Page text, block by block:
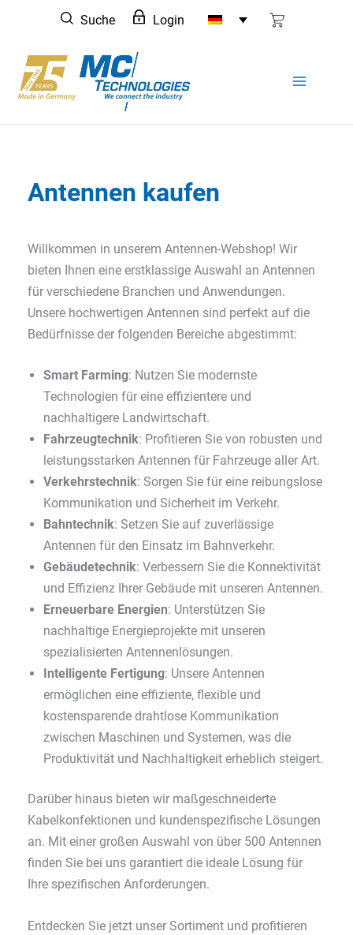
springen
Suche Login
Antennen kaufen
Willkommen in unserem Antennen-Webshop! Wir
bieten Ihnen eine erstklassige Auswahl an Antennen
für verschiedene Branchen und Anwendungen.
Unsere hochwertigen Antennen sind perfekt auf die
Bedürfnisse der folgenden Bereiche abgestimmt:
Smart Farming: Nutzen Sie modernste
Technologien für eine effizientere und
nachhaltigere Landwirtschaft.
Fahrzeugtechnik: Profitieren Sie von robusten und
leistungsstarken Antennen für Fahrzeuge aller Art.
Verkehrstechnik: Sorgen Sie für eine reibungslose
Kommunikation und Sicherheit im Verkehr.
Bahntechnik: Setzen Sie auf zuverlässige
Antennen für den Einsatz im Bahnverkehr.
Gebäudetechnik: Verbessern Sie die Konnektivität
und Effizienz Ihrer Gebäude mit unseren Antennen.
Erneuerbare Energien: Unterstützen Sie
nachhaltige Energieprojekte mit unseren
spezialisierten Antennenlösungen.
Intelligente Fertigung: Unsere Antennen
ermöglichen eine effiziente, flexible und
kostensparende drahtlose Kommunikation
zwischen Maschinen und Systemen, was die
Produktivität und Nachhaltigkeit erheblich steigert.
Darüber hinaus bieten wir maßgeschneiderte
Kabelkonfektionen und kundenspezifische Lösungen
an. Mit einer großen Auswahl von über 500 Antennen
finden Sie bei uns garantiert die ideale Lösung für
Ihre spezifischen Anforderungen.
Entdecken Sie jetzt unser Sortiment und profitieren